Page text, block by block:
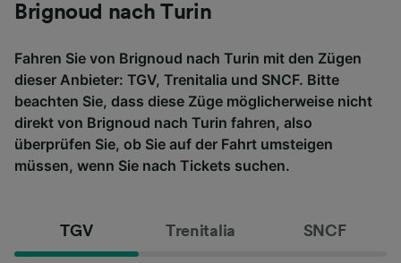
Brignoud nach Turin
Fahren Sie von Brignoud nach Turin mit den Zügen
dieser Anbieter: TGV, Trenitalia und SNCF. Bitte
beachten Sie, dass diese Züge möglicherweise nicht
direkt von Brignoud nach Turin fahren, also
überprüfen Sie, ob Sie auf der Fahrt umsteigen
müssen, wenn Sie nach Tickets suchen.
TGV Trenitalia SNCF